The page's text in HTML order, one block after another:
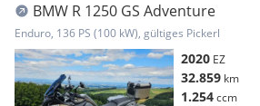
BMW R 1250 GS Adventure
Enduro, 136 PS (100 kW), gültiges Pickerl
2020 EZ
32.859 km
1.254ccm